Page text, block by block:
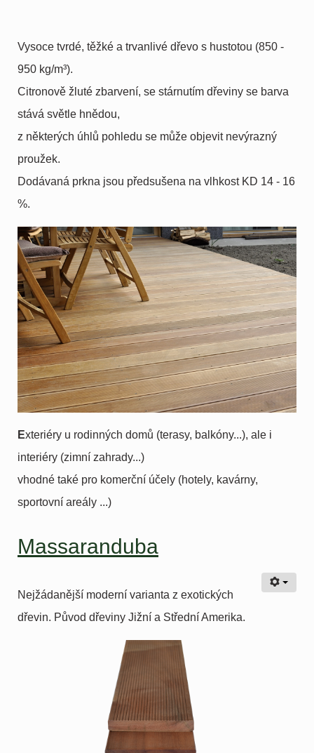
Vysoce tvrdé, těžké a trvanlivé dřevo s hustotou (850 -
950 kg/m³).
Citronově žluté zbarvení, se stárnutím dřeviny se barva
stává světle hnědou,
z některých úhlů pohledu se může objevit nevýrazný
proužek.
Dodávaná prkna jsou předsušena na vlhkost KD 14 - 16
%.
Exteriéry u rodinných domů (terasy, balkóny...), ale i
interiéry (zimní zahrady...)
vhodné také pro komerční účely (hotely, kavárny,
sportovní areály ...)
Massaranduba
Nejžádanější moderní varianta z exotických
dřevin. Původ dřeviny Jižní a Střední Amerika.